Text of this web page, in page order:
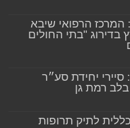
המרכז הרפואי שיבא
בדירוג "בתי החולים
סיירי יחידת סע״ר
רמת גן
לתיק תרופות